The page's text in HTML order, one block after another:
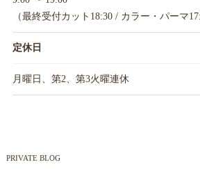
（最終受付カット18:30 / カラー・パーマ
定休日
月曜日、第2、第3火曜連休
PRIVATE BLOG